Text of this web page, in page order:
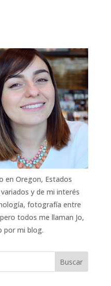
en Oregon, Estados
y de mi interés
fotografía entre
todos me llaman Jo,
por mi blog.